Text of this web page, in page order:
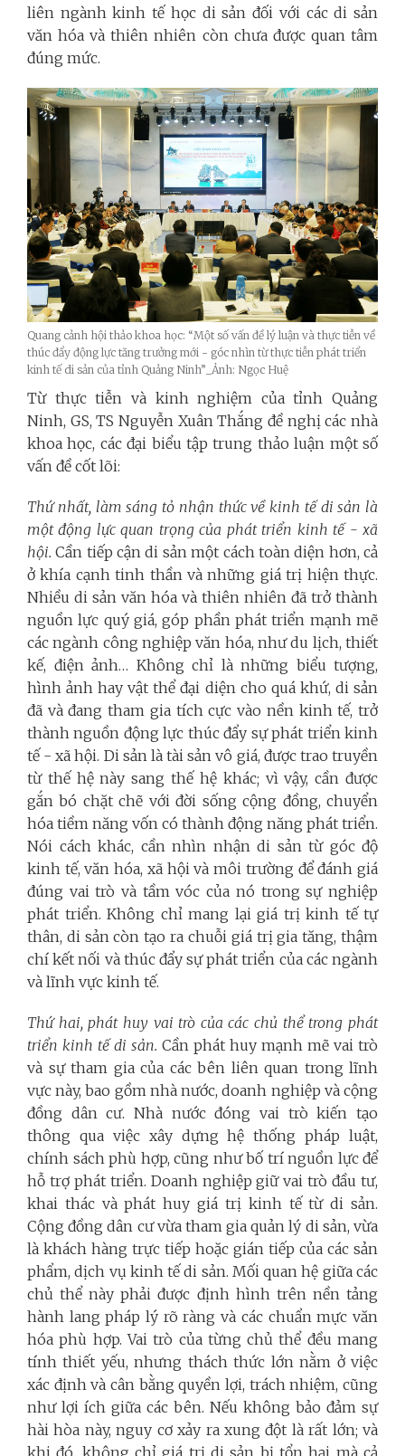
liên ngành kinh tế học di sản đối với các di sản
văn hóa và thiên nhiên còn chưa được quan tâm
đúng mức.
Quang cảnh hội thảo khoa học: “Một số vấn đề lý luận và thực tiễn về
thúc đẩy động lực tăng trưởng mới - góc nhìn từ thực tiễn phát triển
kinh tế di sản của tỉnh Quảng Ninh”_Ảnh: Ngọc Huệ
Từ thực tiễn và kinh nghiệm của tỉnh Quảng
Ninh, GS, TS Nguyễn Xuân Thắng đề nghị các nhà
khoa học, các đại biểu tập trung thảo luận một số
vấn đề cốt lõi:
Thứ nhất, làm sáng tỏ nhận thức về kinh tế di sản là
một động lực quan trọng của phát triển kinh tế - xã
hội.Cần tiếp cận di sản một cách toàn diện hơn, cả
ở khía cạnh tinh thần và những giá trị hiện thực.
Nhiều di sản văn hóa và thiên nhiên đã trở thành
nguồn lực quý giá, góp phần phát triển mạnh mẽ
các ngành công nghiệp văn hóa, như du lịch, thiết
kế, điện ảnh… Không chỉ là những biểu tượng,
hình ảnh hay vật thể đại diện cho quá khứ, di sản
đã và đang tham gia tích cực vào nền kinh tế, trở
thành nguồn động lực thúc đẩy sự phát triển kinh
tế - xã hội. Di sản là tài sản vô giá, được trao truyền
từ thế hệ này sang thế hệ khác; vì vậy, cần được
gắn bó chặt chẽ với đời sống cộng đồng, chuyển
hóa tiềm năng vốn có thành động năng phát triển.
Nói cách khác, cần nhìn nhận di sản từ góc độ
kinh tế, văn hóa, xã hội và môi trường để đánh giá
đúng vai trò và tầm vóc của nó trong sự nghiệp
phát triển. Không chỉ mang lại giá trị kinh tế tự
thân, di sản còn tạo ra chuỗi giá trị gia tăng, thậm
chí kết nối và thúc đẩy sự phát triển của các ngành
và lĩnh vực kinh tế.
Thứ hai, phát huy vai trò của các chủ thể trong phát
triển kinh tế di sản. Cần phát huy mạnh mẽ vai trò
và sự tham gia của các bên liên quan trong lĩnh
vực này, bao gồm nhà nước, doanh nghiệp và cộng
đồng dân cư. Nhà nước đóng vai trò kiến tạo
thông qua việc xây dựng hệ thống pháp luật,
chính sách phù hợp, cũng như bố trí nguồn lực để
hỗ trợ phát triển. Doanh nghiệp giữ vai trò đầu tư,
khai thác và phát huy giá trị kinh tế từ di sản.
Cộng đồng dân cư vừa tham gia quản lý di sản, vừa
là khách hàng trực tiếp hoặc gián tiếp của các sản
phẩm, dịch vụ kinh tế di sản. Mối quan hệ giữa các
chủ thể này phải được định hình trên nền tảng
hành lang pháp lý rõ ràng và các chuẩn mực văn
hóa phù hợp. Vai trò của từng chủ thể đều mang
tính thiết yếu, nhưng thách thức lớn nằm ở việc
xác định và cân bằng quyền lợi, trách nhiệm, cũng
như lợi ích giữa các bên. Nếu không bảo đảm sự
hài hòa này, nguy cơ xảy ra xung đột là rất lớn; và